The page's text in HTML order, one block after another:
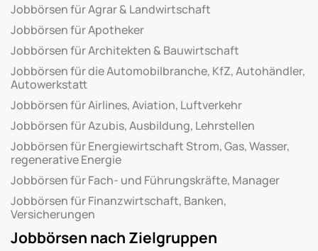
Jobbörsen für Agrar & Landwirtschaft
Jobbörsen für Apotheker
Jobbörsen für Architekten & Bauwirtschaft
Jobbörsen für die Automobilbranche, KfZ, Autohändler,
Autowerkstatt
Jobbörsen für Airlines, Aviation, Luftverkehr
Jobbörsen für Azubis, Ausbildung, Lehrstellen
Jobbörsen für Energiewirtschaft Strom, Gas, Wasser,
regenerative Energie
Jobbörsen für Fach- und Führungskräfte, Manager
Jobbörsen für Finanzwirtschaft, Banken,
Versicherungen
Jobbörsen nach Zielgruppen